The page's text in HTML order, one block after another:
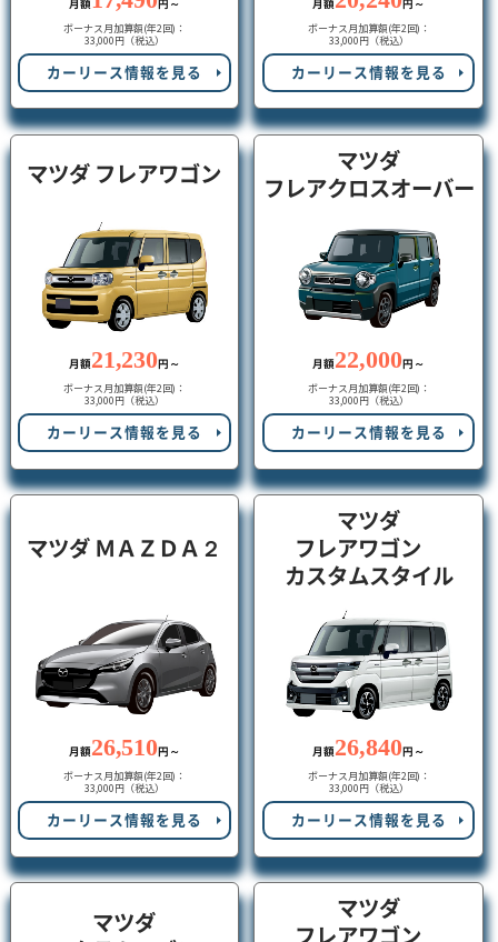
月額 円～
ボーナス月加算額(年2回)：
33,000円（税込）
カーリース情報を見る
月額 円～
ボーナス月加算額(年2回)：
33,000円（税込）
カーリース情報を見る
マツダ フレアワゴン
月額 21,230 円～
ボーナス月加算額(年2回)：
33,000円（税込）
カーリース情報を見る
マツダ
フレアクロスオーバー
月額 22,000 円～
ボーナス月加算額(年2回)：
33,000円（税込）
カーリース情報を見る
マツダ ＭＡＺＤＡ２
月額 26,510 円～
ボーナス月加算額(年2回)：
33,000円（税込）
カーリース情報を見る
マツダ
フレアワゴン
カスタムスタイル
月額 26,840 円～
ボーナス月加算額(年2回)：
33,000円（税込）
カーリース情報を見る
マツダ
マツダ
フレアワゴン